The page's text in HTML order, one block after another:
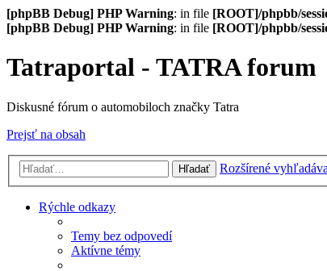
[phpBB Debug] PHP Warning: in file [ROOT]/phpbb/
[phpBB Debug] PHP Warning: in file [ROOT]/phpbb/
Tatraportal - TATRA forum
Diskusné fórum o automobiloch značky Tatra
Prejsť na obsah
Hľadať Rozšírené
Rýchle odkazy
Temy bez odpovedí
Aktívne témy